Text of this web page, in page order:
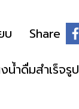
บ Share
ำดื่มสำเร็จรูป